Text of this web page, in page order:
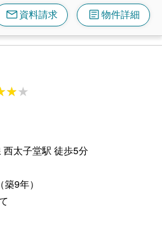
mail資料請求 article物件詳細
西太子堂駅 徒歩5分
9年）